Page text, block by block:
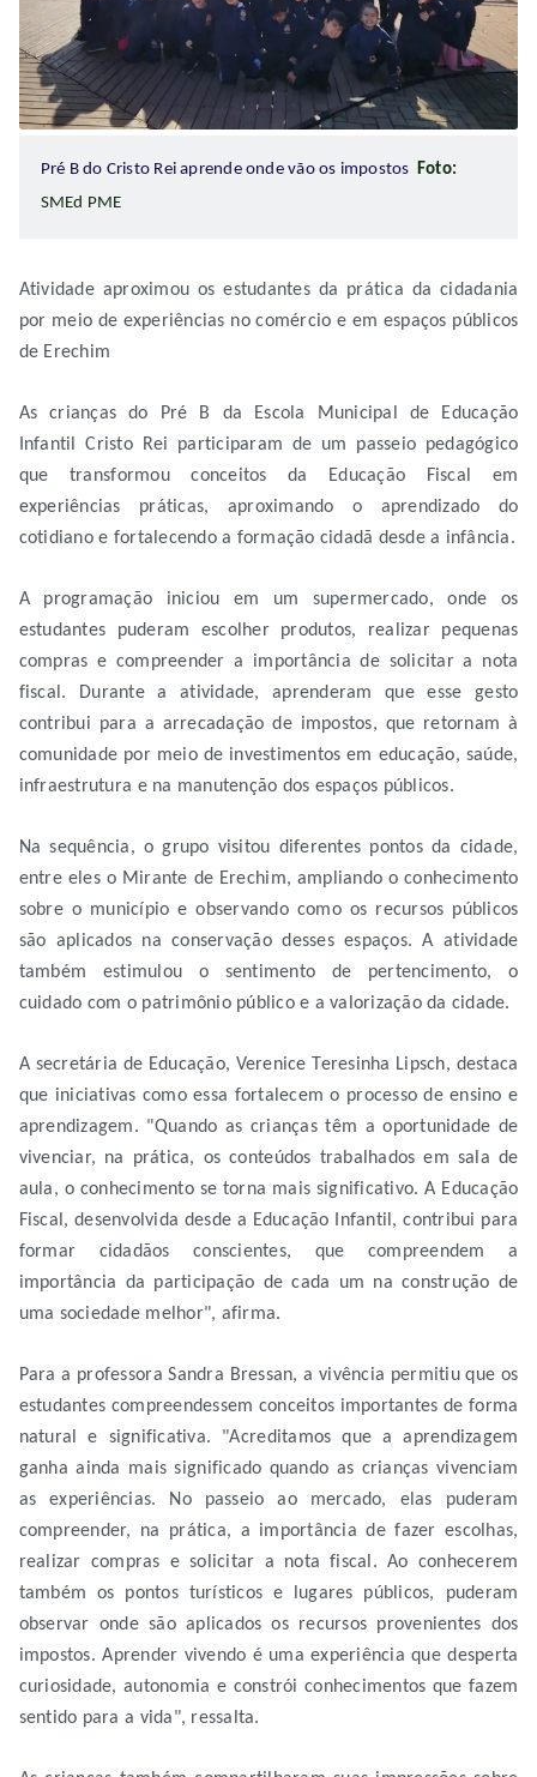
Pré B do Cristo Rei aprende onde vão os impostos Foto:
SMEd PME
Atividade aproximou os estudantes da prática da cidadania
por meio de experiências no comércio e em espaços públicos
de Erechim
As crianças do Pré B da Escola Municipal de Educação
Infantil Cristo Rei participaram de um passeio pedagógico
que transformou conceitos da Educação Fiscal em
experiências práticas, aproximando o aprendizado do
cotidiano e fortalecendo a formação cidadã desde a infância.
A programação iniciou em um supermercado, onde os
estudantes puderam escolher produtos, realizar pequenas
compras e compreender a importância de solicitar a nota
fiscal. Durante a atividade, aprenderam que esse gesto
contribui para a arrecadação de impostos, que retornam à
comunidade por meio de investimentos em educação, saúde,
infraestrutura e na manutenção dos espaços públicos.
Na sequência, o grupo visitou diferentes pontos da cidade,
entre eles o Mirante de Erechim, ampliando o conhecimento
sobre o município e observando como os recursos públicos
são aplicados na conservação desses espaços. A atividade
também estimulou o sentimento de pertencimento, o
cuidado com o patrimônio público e a valorização da cidade.
A secretária de Educação, Verenice Teresinha Lipsch, destaca
que iniciativas como essa fortalecem o processo de ensino e
aprendizagem. "Quando as crianças têm a oportunidade de
vivenciar, na prática, os conteúdos trabalhados em sala de
aula, o conhecimento se torna mais significativo. A Educação
Fiscal, desenvolvida desde a Educação Infantil, contribui para
formar cidadãos conscientes, que compreendem a
importância da participação de cada um na construção de
uma sociedade melhor", afirma.
Para a professora Sandra Bressan, a vivência permitiu que os
estudantes compreendessem conceitos importantes de forma
natural e significativa. "Acreditamos que a aprendizagem
ganha ainda mais significado quando as crianças vivenciam
as experiências. No passeio ao mercado, elas puderam
compreender, na prática, a importância de fazer escolhas,
realizar compras e solicitar a nota fiscal. Ao conhecerem
também os pontos turísticos e lugares públicos, puderam
observar onde são aplicados os recursos provenientes dos
impostos. Aprender vivendo é uma experiência que desperta
curiosidade, autonomia e constrói conhecimentos que fazem
sentido para a vida", ressalta.